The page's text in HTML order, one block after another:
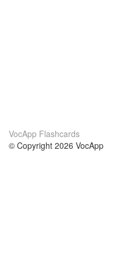
VocApp Flashcards
© Copyright 2026 VocApp